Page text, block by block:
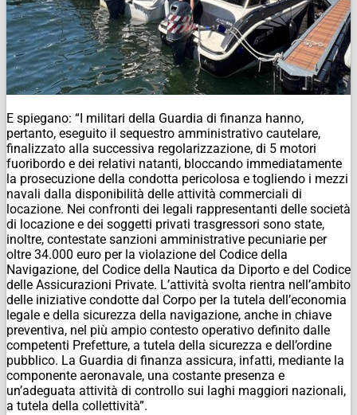
E spiegano: “I militari della Guardia di finanza hanno,
pertanto, eseguito il sequestro amministrativo cautelare,
finalizzato alla successiva regolarizzazione, di 5 motori
fuoribordo e dei relativi natanti, bloccando immediatamente
la prosecuzione della condotta pericolosa e togliendo i mezzi
navali dalla disponibilità delle attività commerciali di
locazione. Nei confronti dei legali rappresentanti delle società
di locazione e dei soggetti privati trasgressori sono state,
inoltre, contestate sanzioni amministrative pecuniarie per
oltre 34.000 euro per la violazione del Codice della
Navigazione, del Codice della Nautica da Diporto e del Codice
delle Assicurazioni Private. L’attività svolta rientra nell’ambito
delle iniziative condotte dal Corpo per la tutela dell’economia
legale e della sicurezza della navigazione, anche in chiave
preventiva, nel più ampio contesto operativo definito dalle
competenti Prefetture, a tutela della sicurezza e dell’ordine
pubblico. La Guardia di finanza assicura, infatti, mediante la
componente aeronavale, una costante presenza e
un’adeguata attività di controllo sui laghi maggiori nazionali,
a tutela della collettività”.